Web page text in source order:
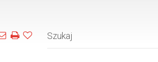
Szukaj